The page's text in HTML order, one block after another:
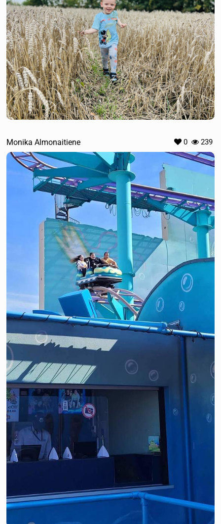
Monika Almonaitiene 0 239